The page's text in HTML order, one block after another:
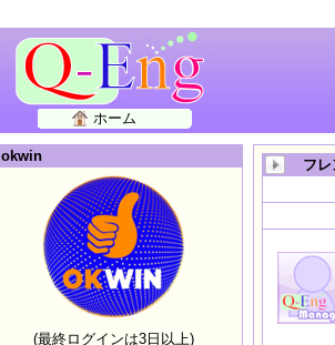
ホーム
okwin
(最終ログインは3日以上)
フレ